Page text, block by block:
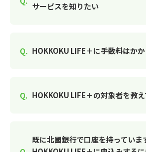
サービスを知りたい
HOKKOKU LIFE＋に手数料はか
HOKKOKU LIFE＋の対象者を教
既に北國銀行で口座を持っていま